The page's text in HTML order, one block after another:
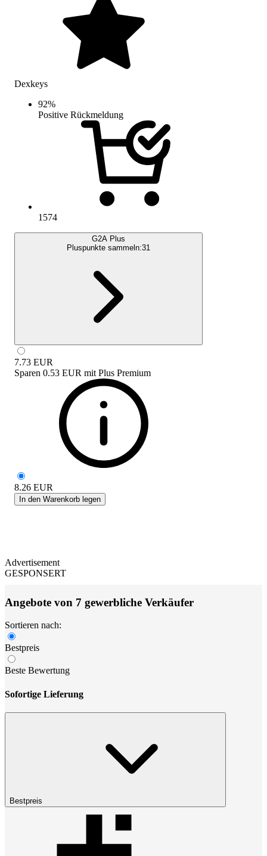
Dexkeys
92%
Positive Rückmeldung
1574
G2A Plus
Pluspunkte sammeln:31
7.73 EUR
Sparen 0.53 EUR mit Plus Premium
8.26 EUR
In den Warenkorb legen
Advertisement
GESPONSERT
Angebote von 7 gewerbliche Verkäufer
Sortieren nach:
Bestpreis
Beste Bewertung
Sofortige Lieferung
Bestpreis